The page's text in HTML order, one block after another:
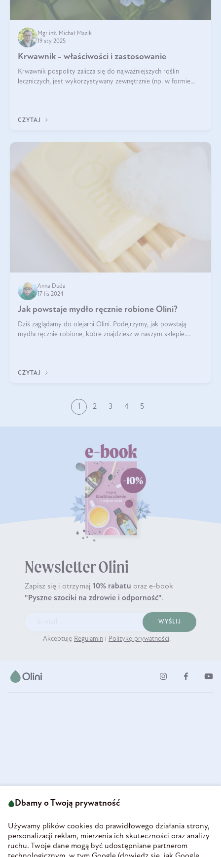
Mgr inż. Michał Mazik
19 sty 2025
Krwawnik - właściwości i zastosowanie
Krwawnik pospolity zalicza się do najważniejszych roślin
leczniczych, jest wykorzystywany zewnętrznie (np. w formie
CZYTAJ
Anna Duda
17 lis 2024
Jak powstaje mydło ręcznie robione Olini?
Dziś zaglądamy do olejarni Olini. Podejrzymy, jak powstają
mydła ręcznie robione, które znajdziesz w naszym sklepie.
CZYTAJ
1 2 3 4 5
Newsletter Olini
Zapisz się i otrzymaj 10% rabatu oraz e-book
"Pyszne szociki na zdrowie i odporność".
WYŚLIJ
Akceptuję Regulamin i Politykę prywatności.
58-160 Świebodzice
REGON 890213034
INFORMACJE
Dbamy o Twoją prywatność
Używamy plików cookies do prawidłowego działania strony,
personalizacji reklam, mierzenia ich skuteczności oraz analizy
ruchu. Twoje dane mogą być udostępniane partnerom